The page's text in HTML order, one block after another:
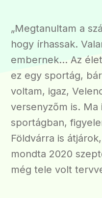
„Megtanultam a
hogy írhassak.
embernek… Az
ez egy sportág,
voltam, igaz,
versenyzőm is. Ma
sportágban,
Földvárra is
mondta 2020
még tele volt